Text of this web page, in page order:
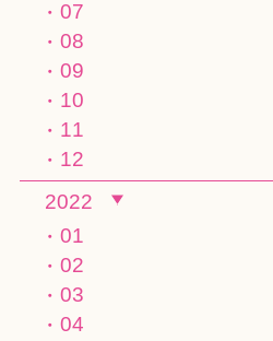
07
08
09
10
11
12
2022
01
02
03
04